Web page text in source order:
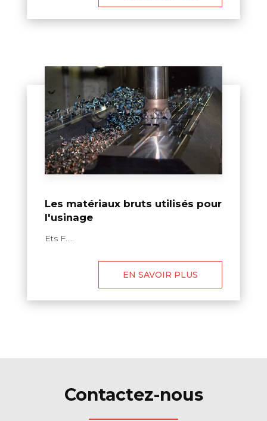
Les matériaux bruts utilisés pour
l'usinage
Ets F....
EN SAVOIR PLUS
Contactez-nous